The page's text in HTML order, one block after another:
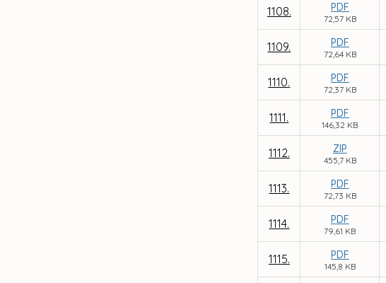
1108. PDF
72,57 KB
1109. PDF
72,64 KB
1110. PDF
72,37 KB
1111. PDF
146,32 KB
1112. ZIP
455,7 KB
1113. PDF
72,73 KB
1114. PDF
79,61 KB
1115. PDF
145,8 KB